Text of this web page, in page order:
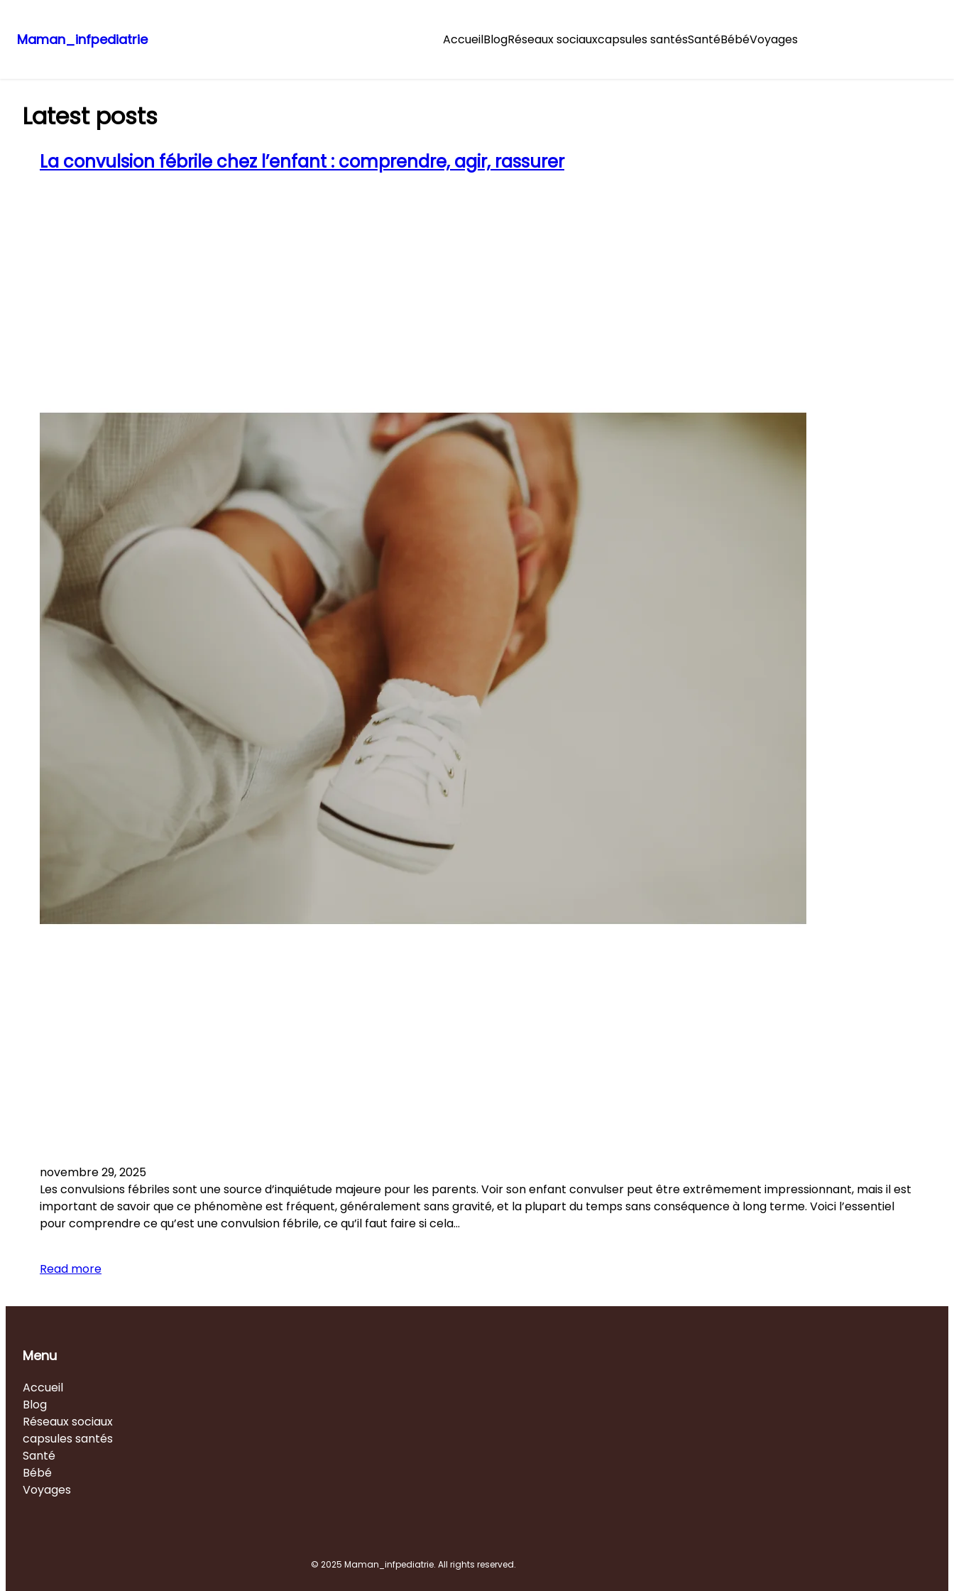
Maman_infpediatrie AccueilBlogRéseaux sociauxcapsules santésSantéBébéVoyages
Latest posts
La convulsion fébrile chez l’enfant : comprendre, agir, rassurer
novembre 29, 2025
Les convulsions fébriles sont une source d’inquiétude majeure pour les parents. Voir son enfant convulser peut être extrêmement impressionnant, mais il est
important de savoir que ce phénomène est fréquent, généralement sans gravité, et la plupart du temps sans conséquence à long terme. Voici l’essentiel
pour comprendre ce qu’est une convulsion fébrile, ce qu’il faut faire si cela…
Read more
Menu
Accueil
Blog
Réseaux sociaux
capsules santés
Santé
Bébé
Voyages
© 2025 Maman_infpediatrie. All rights reserved.